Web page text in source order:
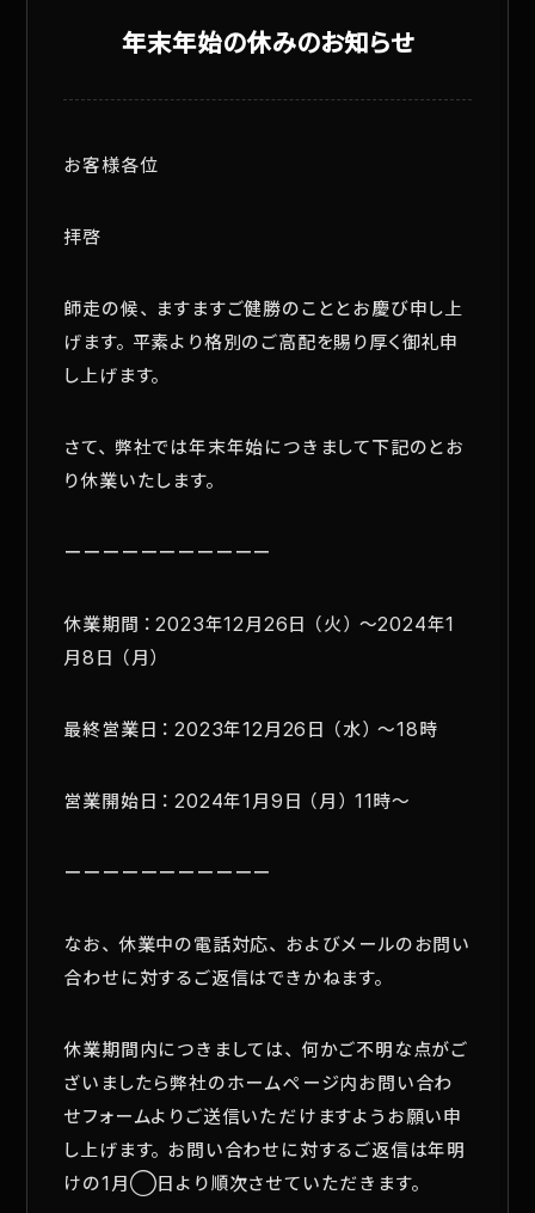
年末年始の休みのお知らせ
お客様各位
拝啓
師走の候、ますますご健勝のこととお慶び申し上
げます。平素より格別のご高配を賜り厚く御礼申
し上げます。
さて、弊社では年末年始につきまして下記のとお
り休業いたします。
ーーーーーーーーーーー
休業期間：2023年12月26日（火）～2024年1
月8日（月）
最終営業日：2023年12月26日（水）～18時
営業開始日：2024年1月9日（月）11時～
ーーーーーーーーーーー
なお、休業中の電話対応、およびメールのお問い
合わせに対するご返信はできかねます。
休業期間内につきましては、何かご不明な点がご
ざいましたら弊社のホームページ内お問い合わ
せフォームよりご送信いただけますようお願い申
し上げます。お問い合わせに対するご返信は年明
けの1月◯日より順次させていただきます。